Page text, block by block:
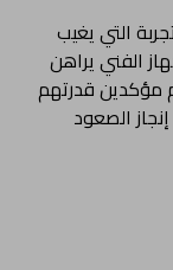
التي يغيب
الفني يراهن
مؤكدين قدرتهم
الصعود